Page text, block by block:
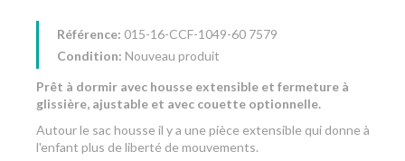
Référence: 015-16-CCF-1049-60 7579
Condition: Nouveau produit
Prêt à dormir avec housse extensible et fermeture à
glissière, ajustable et avec couette optionnelle.
Autour le sac housse il y a une pièce extensible qui donne à
l'enfant plus de liberté de mouvements.